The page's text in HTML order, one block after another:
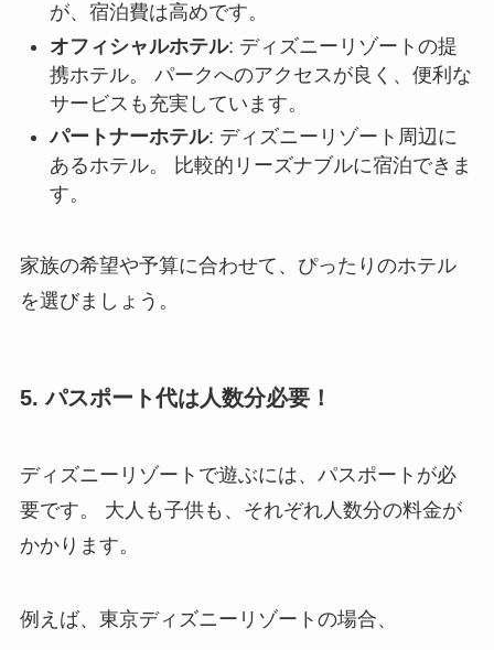
が、宿泊費は高めです。
オフィシャルホテル: ディズニーリゾートの提
携ホテル。 パークへのアクセスが良く、便利な
サービスも充実しています。
パートナーホテル: ディズニーリゾート周辺に
あるホテル。 比較的リーズナブルに宿泊できま
す。
家族の希望や予算に合わせて、ぴったりのホテル
を選びましょう。
5. パスポート代は人数分必要！
ディズニーリゾートで遊ぶには、パスポートが必
要です。 大人も子供も、それぞれ人数分の料金が
かかります。
例えば、東京ディズニーリゾートの場合、